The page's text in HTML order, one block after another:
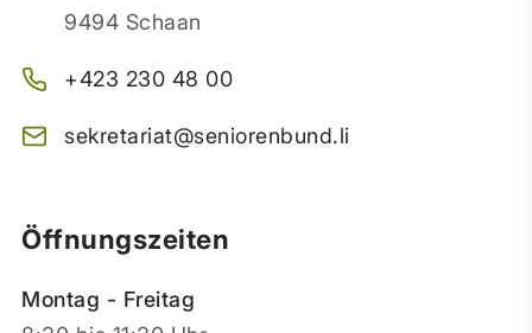
9494 Schaan
+423 230 48 00
sekretariat@seniorenbund.li
Öffnungszeiten
Montag - Freitag